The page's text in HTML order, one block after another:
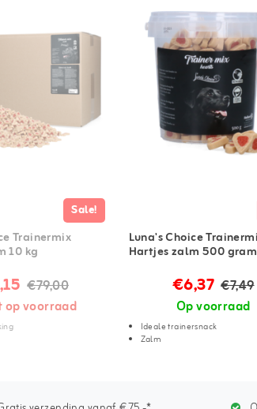
Sale!
Trainermix
10 kg
€79,00
op voorraad
Luna's Choice
Hartjes zalm 500 gram
€6,37 €7,49
Op voorraad
Ideale trainersnack
Zalm